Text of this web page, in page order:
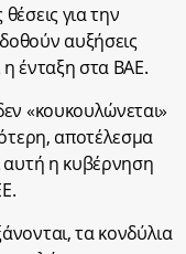
για την
αυξήσεις
η ένταξη στα ΒΑΕ.
«κουκουλώνεται»
αποτέλεσμα
αυτή η κυβέρνηση
τα κονδύλια